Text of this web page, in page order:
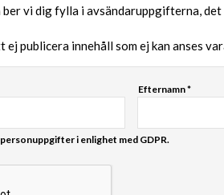
vi dig fylla i avsändaruppgifterna,
publicera innehåll som ej kan anses
Efternamn *
i enlighet med GDPR.